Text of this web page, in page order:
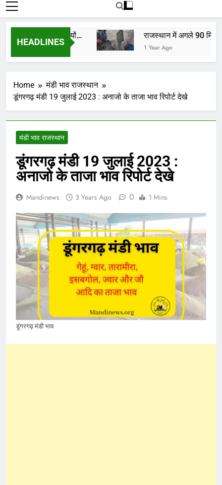
रोजाना हमारे पोर्टल Mandinews.org पर प्रदर्शित
की जाती है.
HEADLINES
राजस्थान में अगले 90 मिनट में
1 Year Ago
Home
मंडी भाव राजस्थान
डूंगरगढ़ मंडी 19 जुलाई 2023 : अनाजो के ताजा भाव रिपोर्ट देखे
मंडी भाव राजस्थान
डूंगरगढ़ मंडी 19 जुलाई 2023 :
अनाजो के ताजा भाव रिपोर्ट देखे
Mandinews 3 Years Ago 0 1 Mins
डूंगरगढ़ मंडी भाव